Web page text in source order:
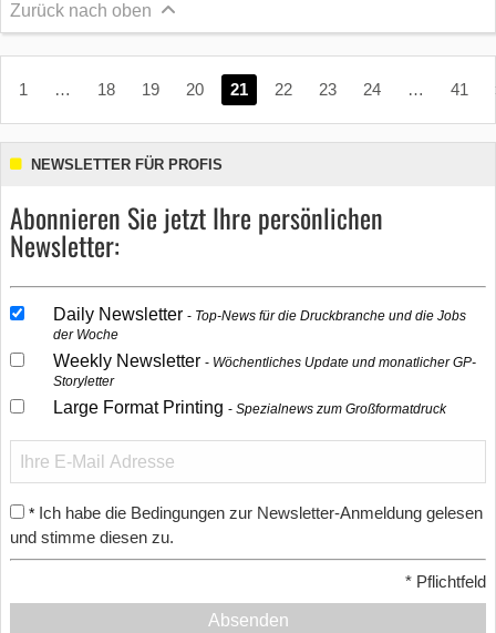
Zurück nach oben
1 … 18 19 20 21 22 23 24 … 41
NEWSLETTER FÜR PROFIS
Abonnieren Sie jetzt Ihre persönlichen
Newsletter:
Daily Newsletter
Top-News für die Druckbranche und die Jobs
der Woche
Weekly Newsletter
Wöchentliches Update und monatlicher GP-
Storyletter
Large Format Printing Spezialnews zum Großformatdruck
* Ich habe die Bedingungen zur Newsletter-Anmeldung gelesen
und stimme diesen zu.
* Pflichtfeld
Absenden